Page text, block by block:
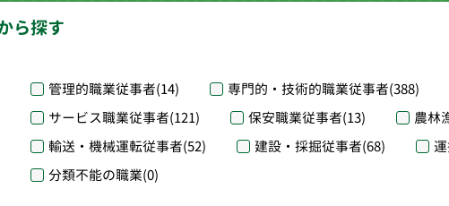
ら探す
管理的職業従事者(14) 専門的・技術的職業従事者(388)
サービス職業従事者(121) 保安職業従事者(13) 農林
輸送・機械運転従事者(52) 建設・採掘従事者(68)
分類不能の職業(0)